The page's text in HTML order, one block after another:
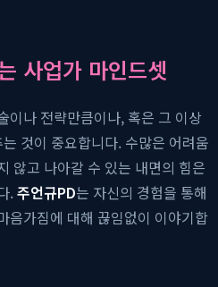
사업가 마인드셋
이나 전략만큼이나, 혹은 그 이상
것이 중요합니다. 수많은 어려움
않고 나아갈 수 있는 내면의 힘은
.주언규PD는 자신의 경험을 통해
음가짐에 대해 끊임없이 이야기합